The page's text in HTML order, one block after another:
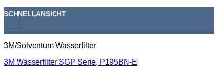
+
SCHNELLANSICHT
3M/Solventum Wasserfilter
3M Wasserfilter SGP Serie, P195BN-E